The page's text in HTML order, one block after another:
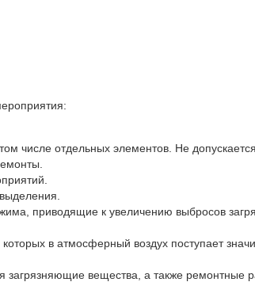
числе отдельных элементов. Не
приводящие к увеличению выбросов
в атмосферный воздух поступает
загрязняющие вещества, а также ремонтные